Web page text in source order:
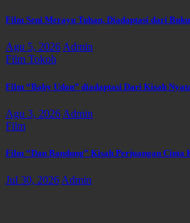
Film Seni Merayu Tuhan, Diadaptasi dari
Agu 5, 2026Admin
Film Tokoh
Film “Baby Udon” diadaptasi Dari Kisah
Agu 3, 2026 Admin
Film
Film “Dan Bandung” Kisah Perjuangan Cinta
Jul 30, 2026 Admin